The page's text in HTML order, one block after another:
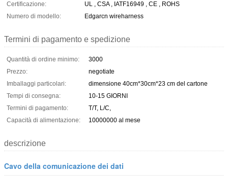
Certificazione:
UL , CSA , IATF16949 , CE , ROHS
Numero di modello:
Edgarcn wireharness
Termini di pagamento e spedizione
Quantità di ordine minimo:
3000
Prezzo:
negotiate
Imballaggi particolari:
dimensione 40cm*30cm*23 cm del cartone
Tempi di consegna:
10-15 GIORNI
Termini di pagamento:
T/T, L/C,
Capacità di alimentazione:
10000000 al mese
descrizione
Cavo della comunicazione dei dati